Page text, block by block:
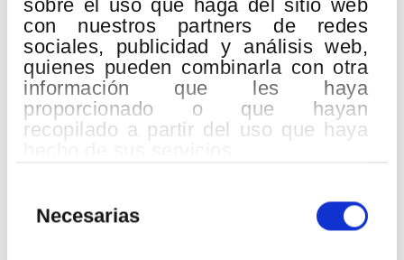
sobre el uso que haga del sitio web
con nuestros partners de redes
sociales, publicidad y análisis web,
quienes pueden combinarla con otra
información que les haya
proporcionado o que hayan
recopilado a partir del uso que haya
deNecesarias
French jolies
Lugar: Palacio Euskalduna
Albert Roussel